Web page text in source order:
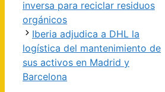
inversa para reciclar residuos
orgánicos
Iberia adjudica a DHL la
logística del mantenimiento de
sus activos en Madrid y
Barcelona